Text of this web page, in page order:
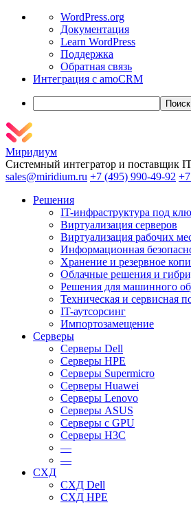
WordPress
WordPress.org
Документация
Learn WordPress
Поддержка
Обратная связь
Интеграция с amoCRM
Поиск
Миридиум
Системный интегратор и поставщик
sales@miridium.ru +7 (495) 990-49-92
Решения
IT-инфраструктура под
Виртуализация серверов
Виртуализация рабочих
Информационная
Хранение и резервное
Облачные решения и
Решения для машинного
Техническая и сервисная
IT-аутсорсинг
Импортозамещение
Серверы
Серверы Dell
Серверы HPE
Серверы Supermicro
Серверы Huawei
Серверы Lenovo
Серверы ASUS
Серверы c GPU
Серверы H3C
—
—
СХД
СХД Dell
СХД HPE